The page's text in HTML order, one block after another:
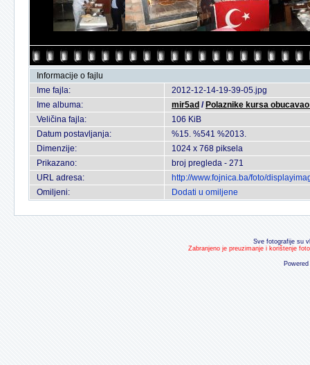
Informacije o fajlu
Ime fajla:
2012-12-14-19-39-05.jpg
Ime albuma:
mir5ad / Polaznike kursa
Veličina fajla:
106 KiB
Datum postavljanja:
%15. %541 %2013.
Dimenzije:
1024 x 768 piksela
Prikazano:
broj pregleda - 271
URL adresa:
http://www.fojnica.ba/foto/
Omiljeni:
Dodati u omiljene
Sve fotografije su
Zabranjeno je preuzimanje i korištenje